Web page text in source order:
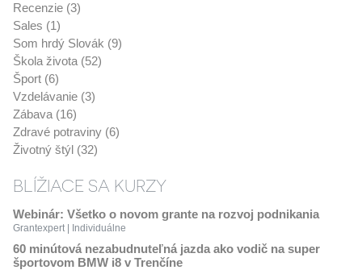
Recenzie (3)
Sales (1)
Som hrdý Slovák (9)
Škola života (52)
Šport (6)
Vzdelávanie (3)
Zábava (16)
Zdravé potraviny (6)
Životný štýl (32)
BLÍŽIACE SA KURZY
Webinár: Všetko o novom grante na rozvoj podnikania
Grantexpert | Individuálne
60 minútová nezabudnuteľná jazda ako vodič na super
športovom BMW i8 v Trenčíne